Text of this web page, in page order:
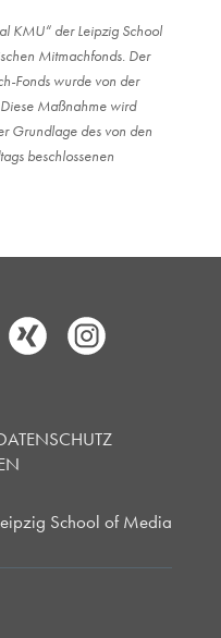
KMU“ der Leipzig School
Mitmachfonds. Der
Fonds wurde von der
Maßnahme wird
Grundlage des von den
beschlossenen
School of Media